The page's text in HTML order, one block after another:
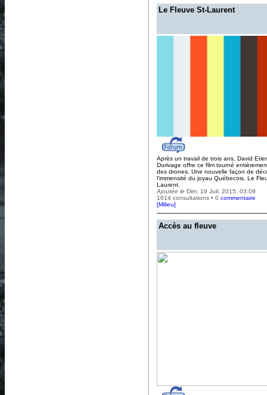
Le Fleuve St-Laurent
Après un travail de trois ans, David
Durivage offre ce film tourné
des drones. Une nouvelle façon de
l'immensité du joyau Québecois, Le
Laurent.
Ajoutée le Dim. 19 Juil. 2015, 03:09
1614 consultations • 0 commentaire
[Milieu]
Accès au fleuve